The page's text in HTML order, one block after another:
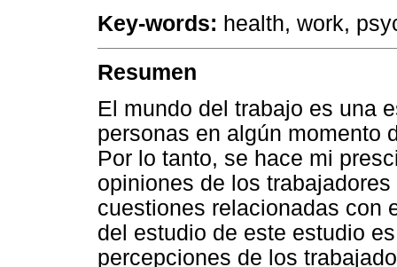
Key-words: health, work,
Resumen
El mundo del trabajo es una
personas en algún momento
Por lo tanto, se hace mi
opiniones de los
cuestiones relacionadas con
del estudio de este estudio
percepciones de los